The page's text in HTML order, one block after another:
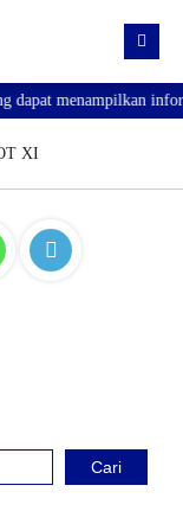
dapat menampilkan
XI
Cari